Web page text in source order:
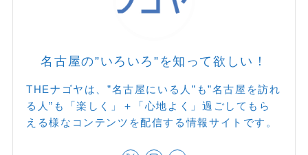
名古屋の”いろいろ”を知って欲しい！
THEナゴヤは、”名古屋にいる人”も”名古屋を訪れ
る人”も「楽しく」＋「心地よく」過ごしてもら
える様なコンテンツを配信する情報サイトです。